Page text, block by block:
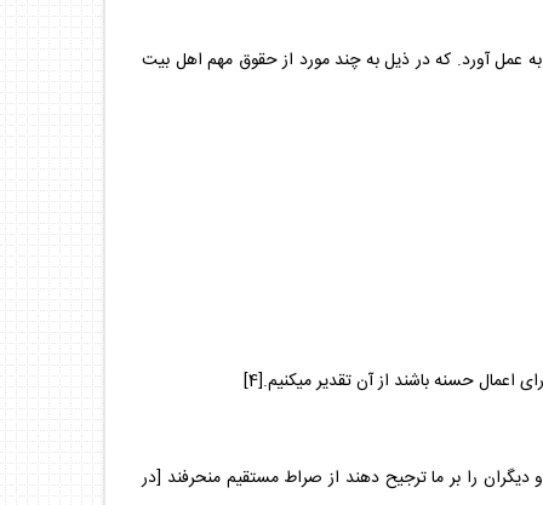
عمل آورد. كه در ذيل به چند مورد از حقوق مهم اهل بيت
اعمال حسنه باشند از آن تقدير ميكنيم.[4]
را بر ما ترجيح دهند از صراط مستقيم منحرفند [در